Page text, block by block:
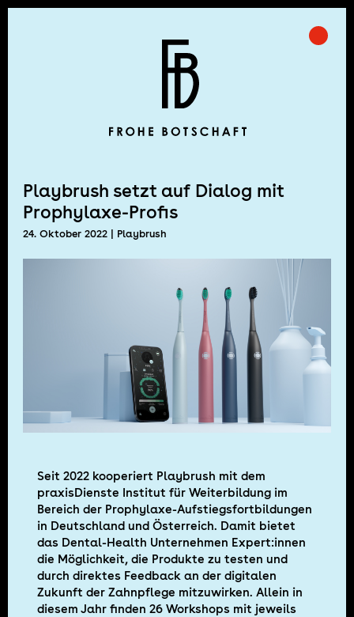
Frohe Botschaft
Playbrush setzt auf Dialog mit
Prophylaxe-Profis
24. Oktober 2022| Playbrush
Seit 2022 kooperiert Playbrush mit dem
praxisDienste Institut für Weiterbildung im
Bereich der Prophylaxe-Aufstiegsfortbildungen
in Deutschland und Österreich. Damit bietet
das Dental-Health Unternehmen Expert:innen
die Möglichkeit, die Produkte zu testen und
durch direktes Feedback an der digitalen
Zukunft der Zahnpflege mitzuwirken. Allein in
diesem Jahr finden 26 Workshops mit jeweils